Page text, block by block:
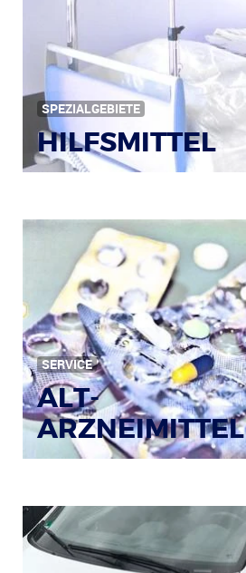
SPEZIALGEBIETE
HILFSMITTEL
Bild: © Rainer Sturm / pixelio.de
SERVICE
ALT-
ARZNEIMITTEL